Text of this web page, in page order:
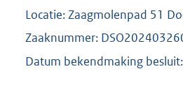
Locatie: Zaagmolenpad 51
Zaaknummer:
Datum bekendmaking